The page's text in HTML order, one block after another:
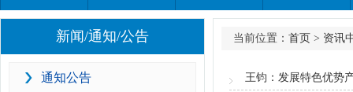
新闻/通知/公告
通知公告
当前位置： 首页 > 资讯
王钧：发展特色优势